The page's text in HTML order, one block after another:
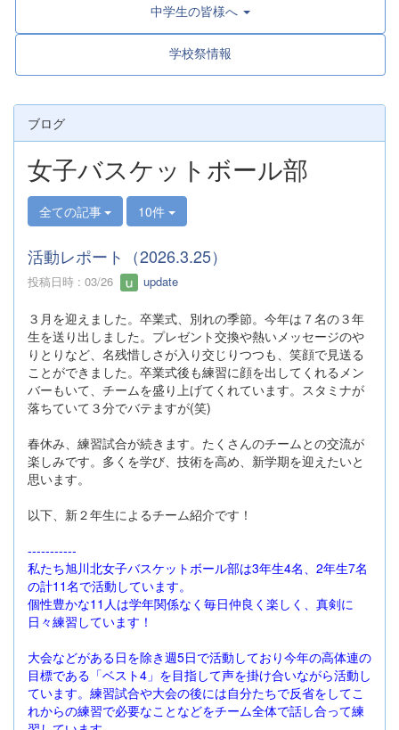
中学生の皆様へ
学校祭情報
ブログ
女子バスケットボール部
全ての記事 10件
活動レポート（2026.3.25）
投稿日時 : 03/26 update
３月を迎えました。卒業式、別れの季節。今年は７名の３年
生を送り出しました。プレゼント交換や熱いメッセージのや
りとりなど、名残惜しさが入り交じりつつも、笑顔で見送る
ことができました。卒業式後も練習に顔を出してくれるメン
バーもいて、チームを盛り上げてくれています。スタミナが
落ちていて３分でバテますが(笑)
春休み、練習試合が続きます。たくさんのチームとの交流が
楽しみです。多くを学び、技術を高め、新学期を迎えたいと
思います。
以下、新２年生によるチーム紹介です！
-----------
私たち旭川北女子バスケットボール部は3年生4名、 2年生7名
の計11名で活動しています。
個性豊かな11人は学年関係なく毎日仲良く楽しく、 真剣に
日々練習しています！
大会などがある日を除き週5日で活動しており今年の高体連の
目標である「ベスト4」を目指して声を掛け合いながら活動し
ています。 練習試合や大会の後には自分たちで反省をしてこ
れからの練習で必要なことなどをチーム全体で話し合って練